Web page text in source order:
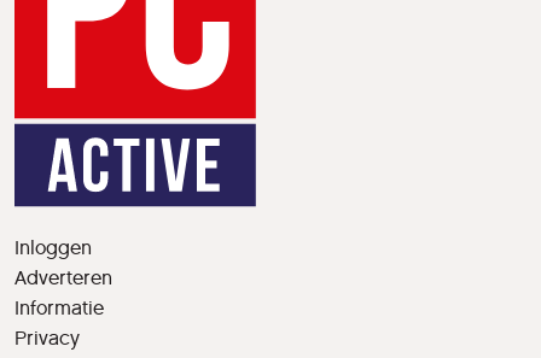
Inloggen
Adverteren
Informatie
Privacy